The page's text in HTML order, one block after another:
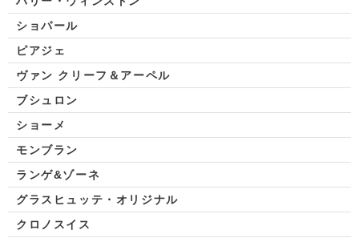
ショパール
ピアジェ
ヴァン クリーフ＆アーペル
ブシュロン
ショーメ
モンブラン
ランゲ&ゾーネ
グラスヒュッテ・オリジナル
クロノスイス